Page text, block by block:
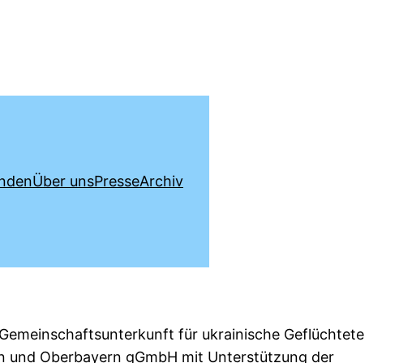
Über unsPresseArchiv
für ukrainische Geflüchtete
Oberbayern gGmbH mit Unterstützung der